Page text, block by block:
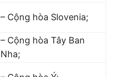
– Cộng hòa Slovenia;
– Cộng hòa Tây Ban
Nha;